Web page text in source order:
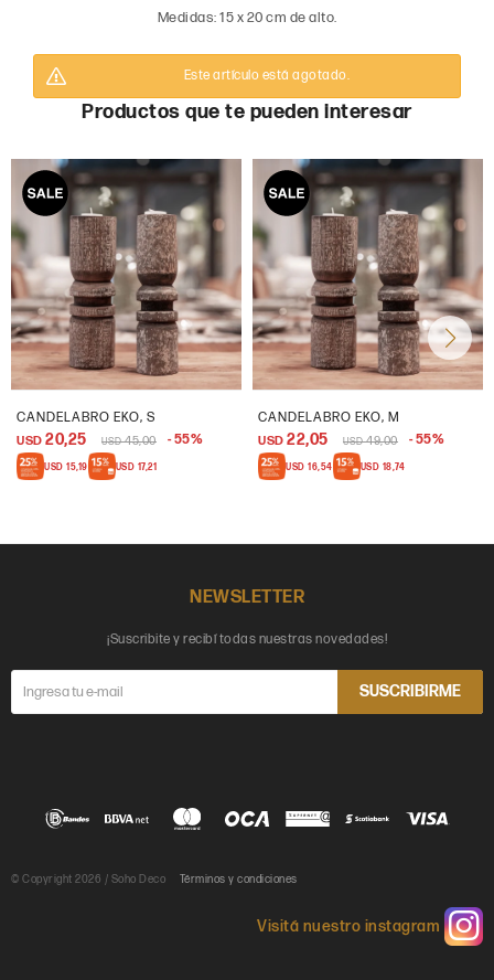
Medidas: 15 x 20 cm de alto.
Este artículo está agotado.
Productos que te pueden interesar
CANDELABRO EKO, S
USD 20,25 USD 45,00 55
USD 15,19 USD 17,21
CANDELABRO EKO, M
USD 22,05 USD 49,00 55
USD 16,54 USD 18,74
NEWSLETTER
¡Suscribite y recibí todas nuestras novedades!
SUSCRIBIRME

© Copyright 2026 / Soho Deco Términos y condiciones